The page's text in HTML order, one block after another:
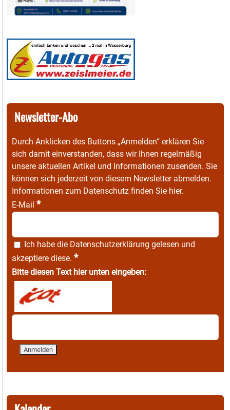
Newsletter-Abo
Durch Anklicken des Buttons „Anmelden“ erklären Sie
sich damit einverstanden, dass wir Ihnen regelmäßig
unsere aktuellen Artikel und Informationen zusenden. Sie
können sich jederzeit von diesem Newsletter abmelden.
Informationen zum Datenschutz finden Sie hier.
E-Mail *
Ich habe die Datenschutzerklärung gelesen und
akzeptiere diese. *
Bitte diesen Text hier unten eingeben: